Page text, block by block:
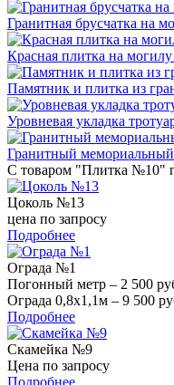
Гранитная брусчатка на
Красная плитка на
Памятник и плитка из
Уровневая укладка
Гранитный
С товаром "Плитка №10"
Цоколь №13
цена по запросу
Подробнее
Ограда №1
Погонный метр – 2 500
Ограда 0,8х1,1м – 9 500
Подробнее
Скамейка №9
Цена по запросу
Подробнее